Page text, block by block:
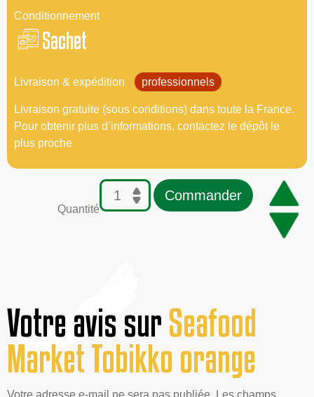
Conditionnement
Sachet
Livraison & expédition professionnels
Livraison gratuite (sous conditions) dans toute la France.
Pour obtenir plus d’informations, contactez le dépôt le
plus proche
Quantité
Commander
Votre avis surSeafood
Market Tobikko orange